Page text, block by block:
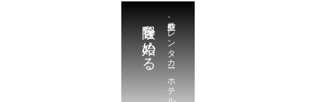
航空券、レンタカー、ホテル
冒険を始める